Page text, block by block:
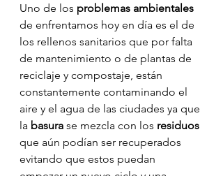
Uno de los problemas ambientales
de enfrentamos hoy en día es el de
los rellenos sanitarios que por falta
de mantenimiento o de plantas de
reciclaje y compostaje, están
constantemente contaminando el
aire y el agua de las ciudades ya que
la basura se mezcla con los residuos
que aún podían ser recuperados
evitando que estos puedan